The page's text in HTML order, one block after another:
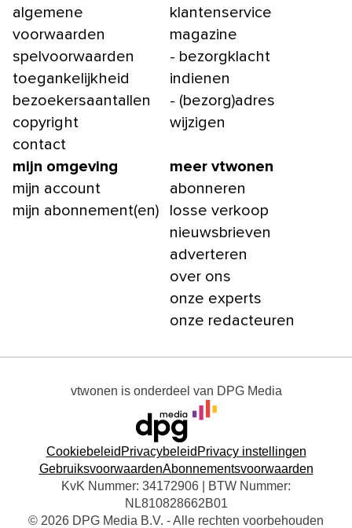
algemene
voorwaarden
spelvoorwaarden
toegankelijkheid
bezoekersaantallen
copyright
contact
klantenservice
magazine
- bezorgklacht
indienen
- (bezorg)adres
wijzigen
mijn omgeving
mijn account
mijn abonnement(en)
meer vtwonen
abonneren
losse verkoop
nieuwsbrieven
adverteren
over ons
onze experts
onze redacteuren
vtwonen is onderdeel van DPG Media
Cookiebeleid Privacybeleid Privacy instellingen
GebruiksvoorwaardenAbonnementsvoorwaarden
KvK Nummer: 34172906 | BTW Nummer:
NL810828662B01
© 2026 DPG Media B.V. - Alle rechten voorbehouden